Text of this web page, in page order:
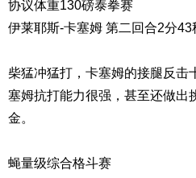
协议体重130磅泰拳赛
伊莱耶斯-卡塞姆 第二回合2分43
柴猛冲猛打，卡塞姆的接腿反击
塞姆抗打能力很强，甚至还做出
金。
蝇量级综合格斗赛